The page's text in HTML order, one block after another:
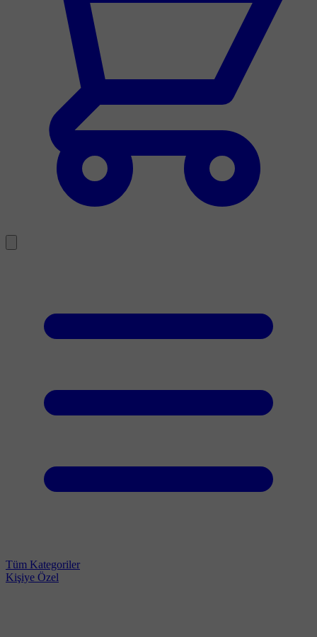
Tüm Kategoriler
Kişiye Özel